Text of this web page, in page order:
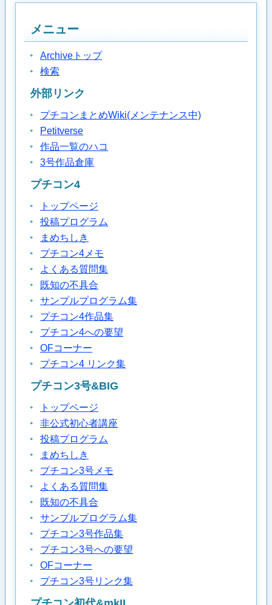
メニュー
Archiveトップ
検索
外部リンク
プチコンまとめWiki(メンテナンス中)
Petitverse
作品一覧のハコ
3号作品倉庫
プチコン4
トップページ
投稿プログラム
まめちしき
プチコン4メモ
よくある質問集
既知の不具合
サンプルプログラム集
プチコン4作品集
プチコン4への要望
OFコーナー
プチコン4 リンク集
プチコン3号&BIG
トップページ
非公式初心者講座
投稿プログラム
まめちしき
プチコン3号メモ
よくある質問集
既知の不具合
サンプルプログラム集
プチコン3号作品集
プチコン3号への要望
OFコーナー
プチコン3号リンク集